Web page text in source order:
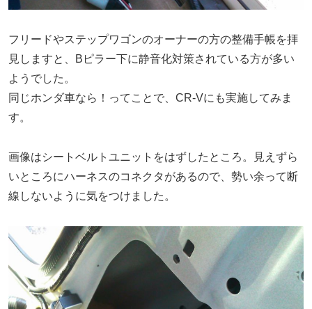
フリードやステップワゴンのオーナーの方の整備手帳を拝
見しますと、Bピラー下に静音化対策されている方が多い
ようでした。
同じホンダ車なら！ってことで、CR-Vにも実施してみま
す。
画像はシートベルトユニットをはずしたところ。見えずら
いところにハーネスのコネクタがあるので、勢い余って断
線しないように気をつけました。